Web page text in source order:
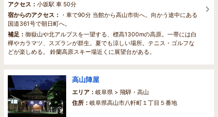
アクセス： 小坂駅 車 50分
宿からのアクセス： ・車で90分 当館から高山市街へ。向かう途中にある
国道361号で朝日町へ。
補足： 御嶽山や北アルプスを一望する、標高1300mの高原。一帯には白
樺やカラマツ、スズランが群生。夏でも涼しい場所。テニス・ゴルフな
どが楽しめる。 鈴蘭高原スキー場近くに展望台がある。
高山陣屋
エリア： 岐阜県 > 飛騨・高山
住所： 岐阜県高山市八軒町１丁目５番地